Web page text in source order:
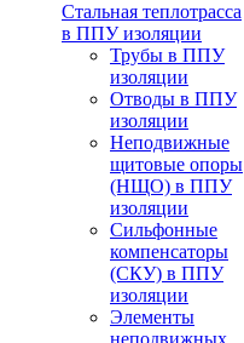
Стальная теплотрасса
в ППУ изоляции
Трубы в ППУ
изоляции
Отводы в ППУ
изоляции
Неподвижные
щитовые опоры
(НЩО) в ППУ
изоляции
Cильфонные
компенсаторы
(СКУ) в ППУ
изоляции
Элементы
неподвижных